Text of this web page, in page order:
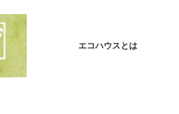
エコハウスとは